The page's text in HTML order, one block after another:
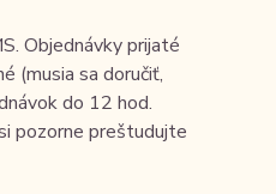
Objednávky prijaté
(musia sa doručiť,
do 12 hod.
pozorne preštudujte